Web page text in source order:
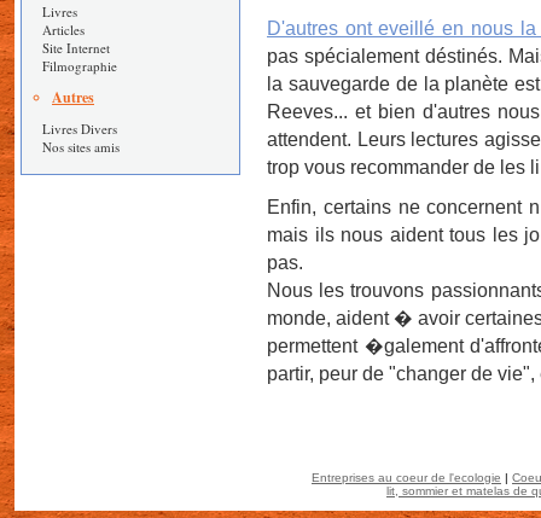
Livres
Articles
Site Internet
Filmographie
Autres
Livres Divers
Nos sites amis
D'autres ont eveillé en nous
pas spécialement déstinés.
la sauvegarde de la planète
Reeves... et bien d'autres
attendent. Leurs lectures
trop vous recommander de les
Enfin, certains ne concernent
mais ils nous aident tous les
pas.
Nous les trouvons
monde, aident � avoir
permettent �galement
partir, peur de "changer de
Entreprises au coeur de l'ecologie |
lit, sommier et matelas de